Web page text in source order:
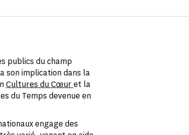
publics du champ
son implication dans la
Cultures du Cœuret la
du Temps devenue en
engage des